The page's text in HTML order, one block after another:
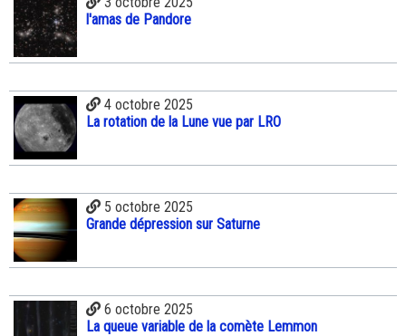
l'amas de Pandore
4 octobre 2025
La rotation de la Lune vue par LRO
5 octobre 2025
Grande dépression sur Saturne
6 octobre 2025
La queue variable de la comète Lemmon